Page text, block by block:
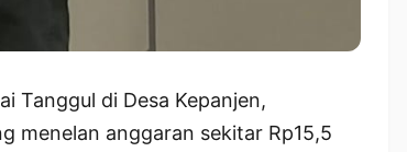
Tanggul di Desa Kepanjen,
menelan anggaran sekitar Rp15,5